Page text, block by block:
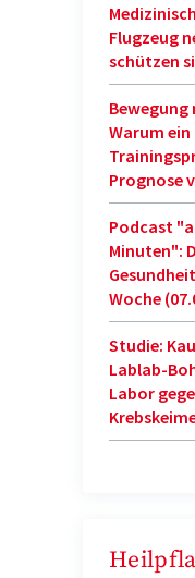
Flugzeug
schützen
Bewegung
Warum ein
Prognose
Podcast
Minuten":
Woche
Studie:
Lablab-
Labor